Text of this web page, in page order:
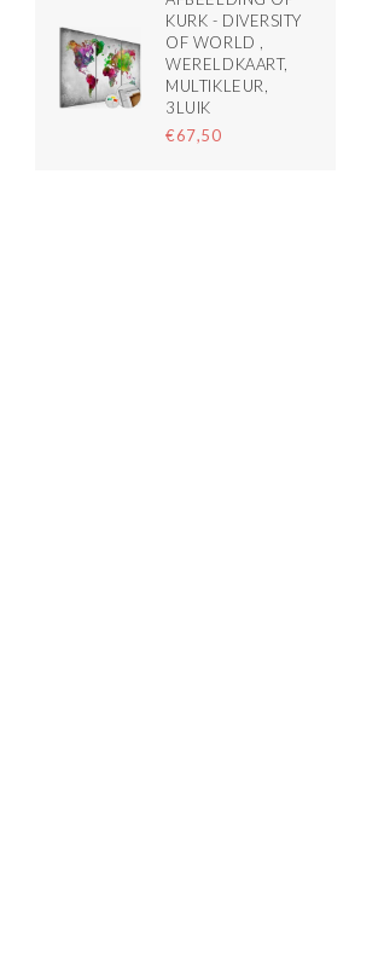
KURK - DIVERSITY
OF WORLD ,
WERELDKAART,
MULTIKLEUR,
3LUIK
€67,50